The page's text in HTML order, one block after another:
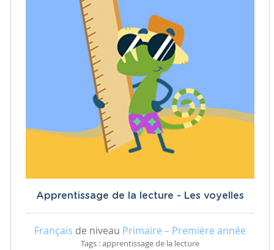
Apprentissage de la lecture - Les voyelles
Français de niveau Primaire – Première année
Tags : apprentissage de la lecture